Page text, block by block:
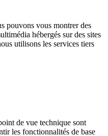
pouvons vous montrer des
hébergés sur des sites
utilisons les services tiers
de vue technique sont
les fonctionnalités de base